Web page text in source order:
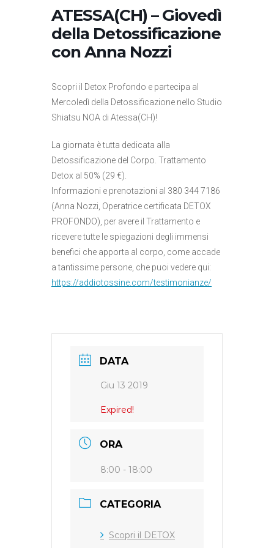
ATESSA(CH) – Giovedì
della Detossificazione
con Anna Nozzi
Scopri il Detox Profondo e partecipa al
Mercoledì della Detossificazione nello Studio
Shiatsu NOA di Atessa(CH)!
La giornata è tutta dedicata alla
Detossificazione del Corpo. Trattamento
Detox al 50% (29 €).
Informazioni e prenotazioni al 380 344 7186
(Anna Nozzi, Operatrice certificata DETOX
PROFONDO), per avere il Trattamento e
ricevere tutte le spiegazioni degli immensi
benefici che apporta al corpo, come accade
a tantissime persone, che puoi vedere qui:
https://addiotossine.com/testimonianze/
DATA
Giu 13 2019
Expired!
ORA
8:00 - 18:00
CATEGORIA
Scopri il DETOX